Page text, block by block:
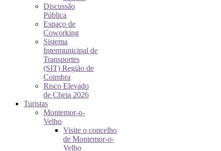
Discussão
Pública
Espaço de
Coworking
Sistema
Intermunicipal de
Transportes
(SIT) Região de
Coimbra
Risco Elevado
de Cheia 2026
Turistas
Montemor-o-
Velho
Visite o concelho
de Montemor-o-
Velho